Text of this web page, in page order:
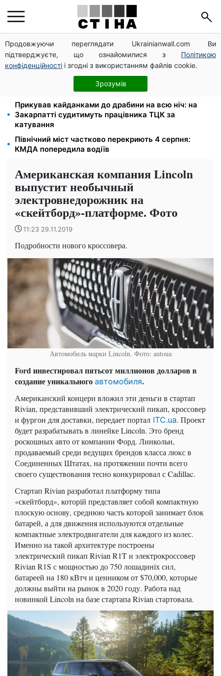
Продовжуючи переглядати Ukrainianwall.com Ви
підтверджуєте, що ознайомилися з Політикою
конфіденційності і згодні з використанням файлів cookie.
Зрозумів
2000 грн щокварталу від фонду США: люди з
інвалідністю I-II групи та пенсіонери 60+ отримають
виплати
Тарифи на воду злетіли до 91,24 грн/куб, газ може
сягнути 15 грн: комунальні ціни в серпні
Прикував кайданками до драбини на всю ніч: на
Закарпатті судитимуть працівника ТЦК за
катування
Північний міст частково перекриють 4 серпня:
КМДА попередила водіїв
Американская компания Lincoln
выпустит необычный
электровнедорожник на
«скейтборд»-платформе. Фото
11:23 29.11.2019
Подробности нового кроссовера.
Автомобиль марки Lincoln. Фото: autoua
Ford инвестировал пятьсот миллионов долларов в
создание уникального автомобиля.
Американский концерн вложил эти деньги в стартап
Rivian, представивший электрический пикап, кроссовер
и фургон для доставки, передает портал ITC.ua. Проект
будет разрабатывать в линейке Lincoln. Это бренд
роскошных авто от компании Форд. Линкольн,
продаваемый среди ведущих брендов класса люкс в
Соединенных Штатах, на протяжении почти всего
своего существования тесно конкурировал с Cadillac.
Стартап Rivian разработал платформу типа
«скейтборд», которій представляет собой компактную
плоскую основу, среднюю часть которой занимает блок
батарей, а для движения используются отдельные
компактные электродвигатели для каждого из колес.
Именно на такой архитектуре построены
электрический пикап Rivian R1T и электрокроссовер
Rivian R1S с мощностью до 750 лошадиніх сил,
батареей на 180 кВтч и ценником от $70,000, которые
должны выйти на рынок в 2020 году. Работа над
новинкой Lincoln на базе стартапа Rivian стартовала.